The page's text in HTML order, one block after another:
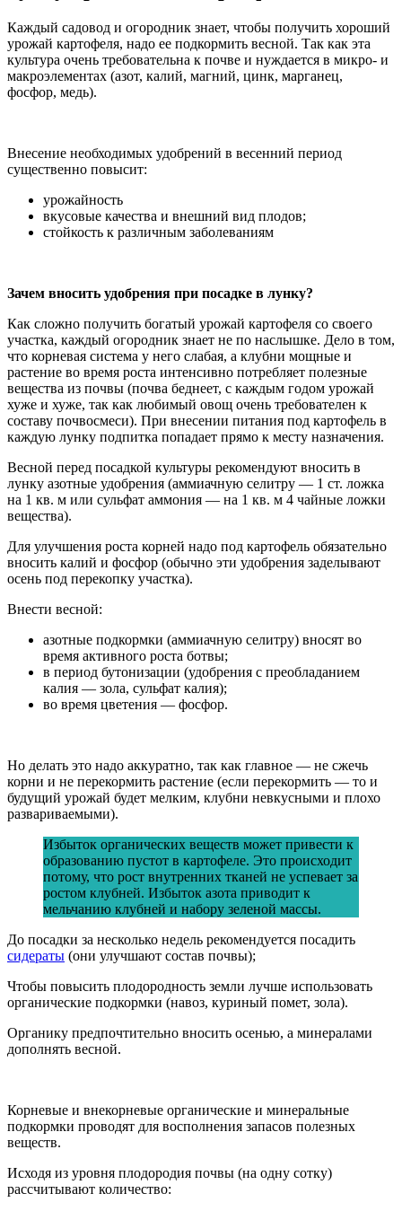
Каждый садовод и огородник знает, чтобы получить хороший
урожай картофеля, надо ее подкормить весной. Так как эта
культура очень требовательна к почве и нуждается в микро- и
макроэлементах (азот, калий, магний, цинк, марганец,
фосфор, медь).
Внесение необходимых удобрений в весенний период
существенно повысит:
урожайность
вкусовые качества и внешний вид плодов;
стойкость к различным заболеваниям
Зачем вносить удобрения при посадке в лунку?
Как сложно получить богатый урожай картофеля со своего
участка, каждый огородник знает не по наслышке. Дело в том,
что корневая система у него слабая, а клубни мощные и
растение во время роста интенсивно потребляет полезные
вещества из почвы (почва беднеет, с каждым годом урожай
хуже и хуже, так как любимый овощ очень требователен к
составу почвосмеси). При внесении питания под картофель в
каждую лунку подпитка попадает прямо к месту назначения.
Весной перед посадкой культуры рекомендуют вносить в
лунку азотные удобрения (аммиачную селитру — 1 ст. ложка
на 1 кв. м или сульфат аммония — на 1 кв. м 4 чайные ложки
вещества).
Для улучшения роста корней надо под картофель обязательно
вносить калий и фосфор (обычно эти удобрения заделывают
осень под перекопку участка).
Внести весной:
азотные подкормки (аммиачную селитру) вносят во
время активного роста ботвы;
в период бутонизации (удобрения с преобладанием
калия — зола, сульфат калия);
во время цветения — фосфор.
Но делать это надо аккуратно, так как главное — не сжечь
корни и не перекормить растение (если перекормить — то и
будущий урожай будет мелким, клубни невкусными и плохо
развариваемыми).
Избыток органических веществ может привести к
образованию пустот в картофеле. Это происходит
потому, что рост внутренних тканей не успевает за
ростом клубней. Избыток азота приводит к
мельчанию клубней и набору зеленой массы.
До посадки за несколько недель рекомендуется посадить
сидераты (они улучшают состав почвы);
Чтобы повысить плодородность земли лучше использовать
органические подкормки (навоз, куриный помет, зола).
Органику предпочтительно вносить осенью, а минералами
дополнять весной.
Корневые и внекорневые органические и минеральные
подкормки проводят для восполнения запасов полезных
веществ.
Исходя из уровня плодородия почвы (на одну сотку)
рассчитывают количество: